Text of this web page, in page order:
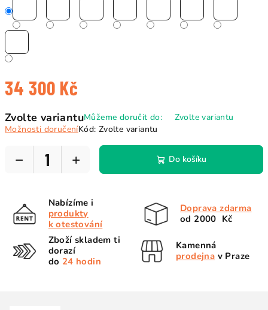
34 300 Kč
cena:
Zvolte variantuMůžeme doručit do:
Zvolte variantu
Možnosti doručeníKód: Zvolte variantu
+
− Do košíku
Nabízíme i
produkty
k otestování
Doprava zdarma
od 2000 Kč
Zboží skladem ti
dorazí
do 24 hodin
Kamenná
prodejna v Praze